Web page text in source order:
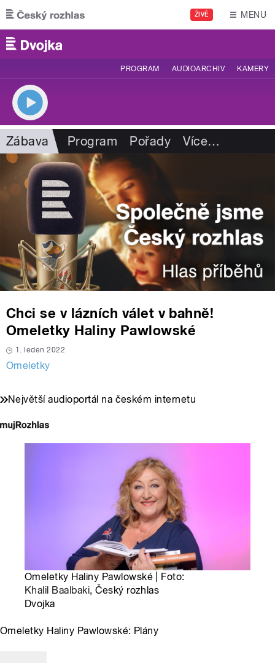
Přejít k hlavnímu obsahu
ŽIVĚ MENU
PROGRAM AUDIOARCHIV KAMERY
Zábava Program Pořady Více…
Chci se v lázních válet v bahně!
Omeletky Haliny Pawlowské
1. leden 2022
Omeletky
Největší audioportál na českém internetu
Omeletky Haliny Pawlowské | Foto:
Khalil Baalbaki, Český rozhlas
Dvojka
Omeletky Haliny Pawlowské: Plány